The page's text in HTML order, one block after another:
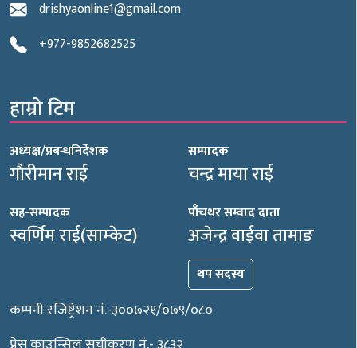
drishyaonline1@gmail.com
+977-9852682525
हाम्रो टिम
अध्यक्ष/प्रबन्धनिर्देशक
गौरीमान राई
सम्पादक
चन्द्र माया राई
सह-सम्पादक
स्वर्णिम राई(साम्केट)
पाँचथर सम्वाद दाता
अजेन्द्र वाईवा तामाङ
थप सदस्य
कम्पनी रजिष्ट्रेशन नं.-३००७२१/०७९/०८०